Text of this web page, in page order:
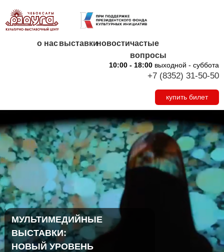
частые
вопросы
новости
выставки
о нас
+7 (8352) 31-50-50
купить билет
10:00 - 18:00 выходной - суббота
МУЛЬТИМЕДИЙНЫЕ
ВЫСТАВКИ:
НОВЫЙ УРОВЕНЬ